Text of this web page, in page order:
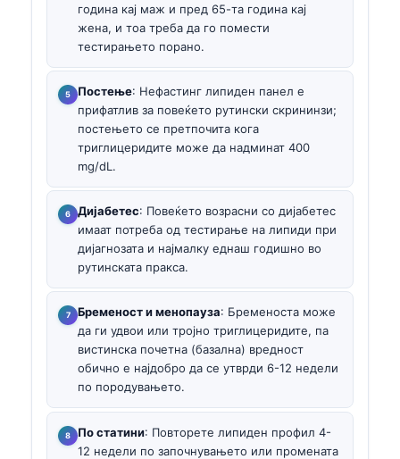
година кај маж и пред 65-та година кај
жена, и тоа треба да го помести
тестирањето порано.
Постење: Нефастинг липиден панел е
прифатлив за повеќето рутински скрининзи;
постењето се претпочита кога
триглицеридите може да надминат 400
mg/dL.
Дијабетес: Повеќето возрасни со дијабетес
имаат потреба од тестирање на липиди при
дијагнозата и најмалку еднаш годишно во
рутинската пракса.
Бременост и менопауза: Бременоста може
да ги удвои или тројно триглицеридите, па
вистинска почетна (базална) вредност
обично е најдобро да се утврди 6-12 недели
по породувањето.
По статини: Повторете липиден профил 4-
12 недели по започнувањето или промената